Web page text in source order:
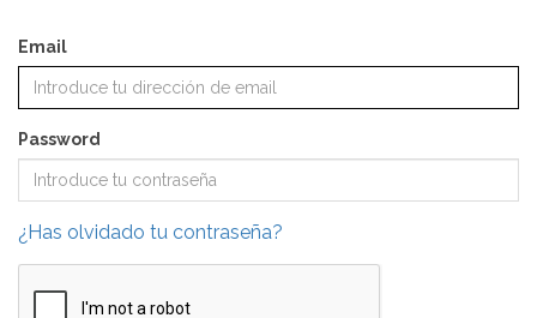
Email
Password
¿Has olvidado tu contraseña?